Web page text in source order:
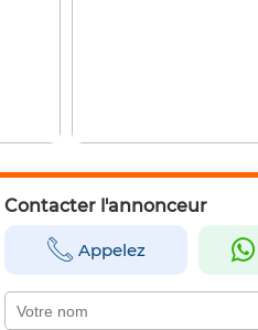
Contacter l'annonceur
Appelez